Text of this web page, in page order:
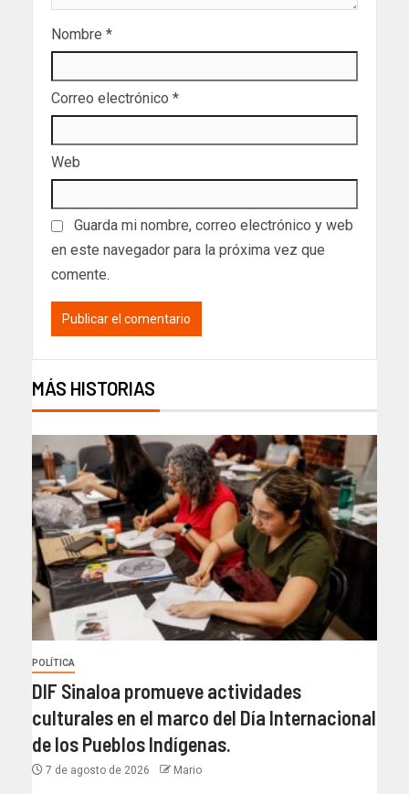
Nombre *
Correo electrónico *
Web
Guarda mi nombre, correo electrónico y web
en este navegador para la próxima vez que
comente.
MÁS HISTORIAS
POLÍTICA
DIF Sinaloa promueve actividades
culturales en el marco del Día Internacional
de los Pueblos Indígenas.
7 de agosto de 2026 Mario